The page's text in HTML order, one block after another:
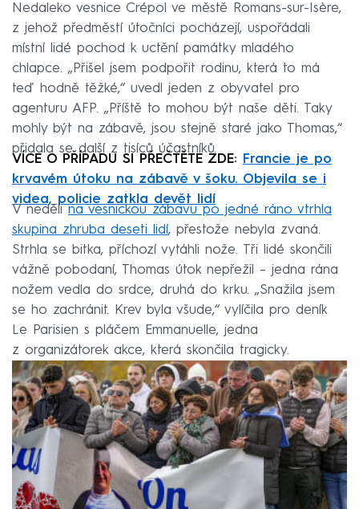
Nedaleko vesnice Crépol ve městě Romans-sur-Isère,
z jehož předměstí útočníci pocházejí, uspořádali
místní lidé pochod k uctění památky mladého
chlapce. „Přišel jsem podpořit rodinu, která to má
teď hodně těžké,“ uvedl jeden z obyvatel pro
agenturu AFP. „Příště to mohou být naše děti. Taky
mohly být na zábavě, jsou stejně staré jako Thomas,“
přidala se další z tisíců účastníků.
VÍCE O PŘÍPADU SI PŘEČTĚTE ZDE:
Francie je po
krvavém útoku na zábavě v šoku. Objevila se i
videa, policie zatkla devět lidí
V neděli na vesnickou zábavu po jedné ráno vtrhla
skupina zhruba deseti lidí, přestože nebyla zvaná.
Strhla se bitka, příchozí vytáhli nože. Tři lidé skončili
vážně pobodaní, Thomas útok nepřežil – jedna rána
nožem vedla do srdce, druhá do krku. „Snažila jsem
se ho zachránit. Krev byla všude,“ vylíčila pro deník
Le Parisien s pláčem Emmanuelle, jedna
z organizátorek akce, která skončila tragicky.